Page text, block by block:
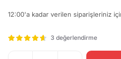
12:00'a kadar verilen siparişleriniz
3 değerlendirme